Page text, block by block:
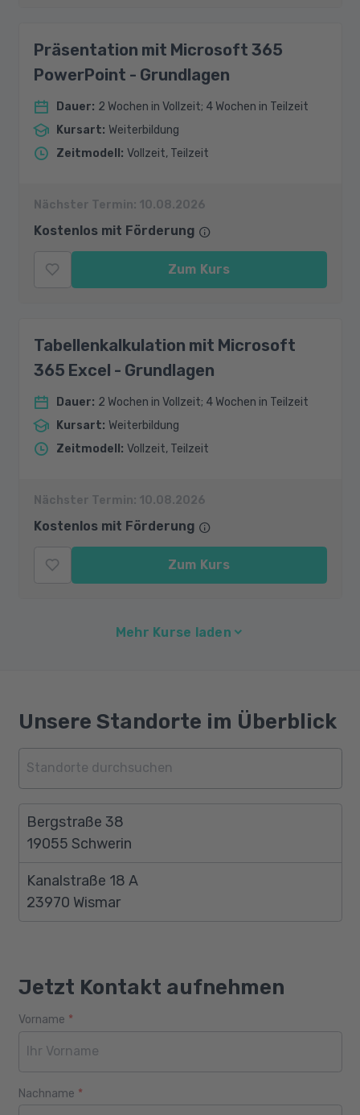
Präsentation mit Microsoft 365
PowerPoint - Grundlagen
Dauer: 2 Wochen in Vollzeit; 4 Wochen in Teilzeit
Kursart: Weiterbildung
Zeitmodell : Vollzeit, Teilzeit
Nächster Termin: 10.08.2026
Kostenlos mit Förderung
Zum Kurs
Tabellenkalkulation mit Microsoft
365 Excel - Grundlagen
Dauer: 2 Wochen in Vollzeit; 4 Wochen in Teilzeit
Kursart: Weiterbildung
Zeitmodell : Vollzeit, Teilzeit
Nächster Termin: 10.08.2026
Kostenlos mit Förderung
Zum Kurs
Mehr Kurse laden
Unsere Standorte im Überblick
Bergstraße 38
19055 Schwerin
Kanalstraße 18 A
23970 Wismar
Jetzt Kontakt aufnehmen
Webseite
Alter
Vorname *
Nachname *